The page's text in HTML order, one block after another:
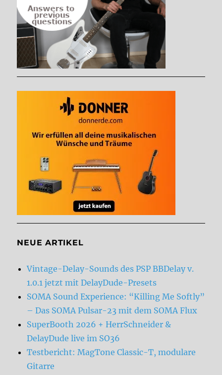
NEUE ARTIKEL
Vintage-Delay-Sounds des PSP BBDelay v.
1.0.1 jetzt mit DelayDude-Presets
SOMA Sound Experience: “Killing Me Softly”
– Das SOMA Pulsar-23 mit dem SOMA Flux
SuperBooth 2026 + HerrSchneider &
DelayDude live im SO36
Testbericht: MagTone Classic-T, modulare
Gitarre